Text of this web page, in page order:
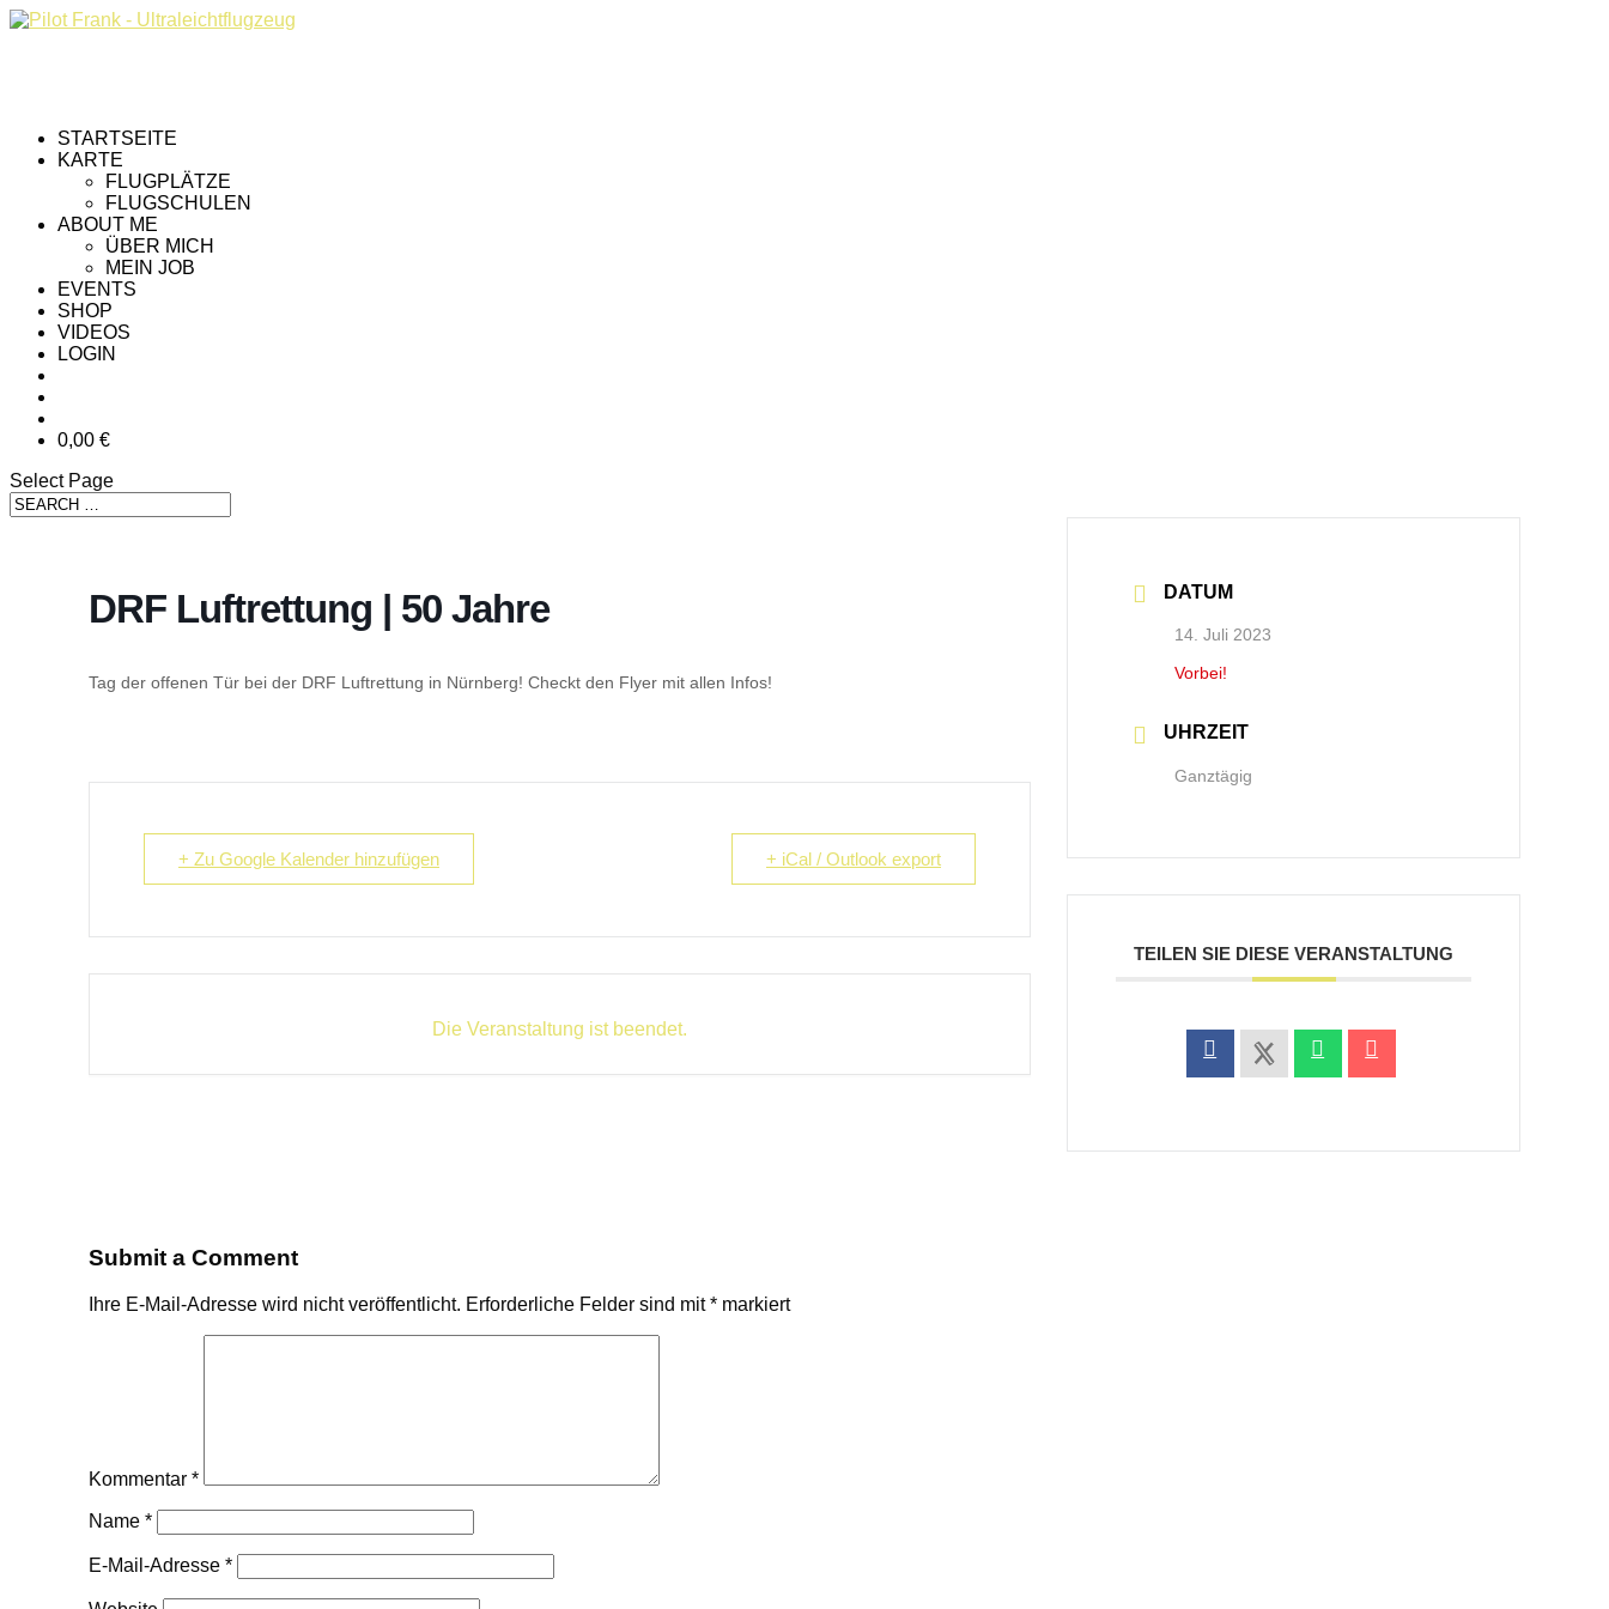
STARTSEITE
KARTE
FLUGPLÄTZE
FLUGSCHULEN
ABOUT ME
ÜBER MICH
MEIN JOB
EVENTS
SHOP
VIDEOS
LOGIN
0,00 €
Select Page
DRF Luftrettung | 50 Jahre
Tag der offenen Tür bei der DRF Luftrettung in Nürnberg! Checkt den Flyer mit allen Infos!
+ Zu Google Kalender hinzufügen + iCal / Outlook export
Die Veranstaltung ist beendet.
DATUM
14. Juli 2023
Vorbei!
UHRZEIT
Ganztägig
TEILEN SIE DIESE VERANSTALTUNG
Submit a Comment
Ihre E-Mail-Adresse wird nicht veröffentlicht. Erforderliche Felder sind mit* markiert
Kommentar *
Name *
E-Mail-Adresse *